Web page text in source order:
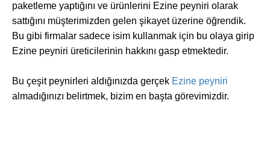
paketleme yaptığını ve ürünlerini Ezine peyniri olarak
sattığını müşterimizden gelen şikayet üzerine öğrendik.
Bu gibi firmalar sadece isim kullanmak için bu olaya girip
Ezine peyniri üreticilerinin hakkını gasp etmektedir.
Bu çeşit peynirleri aldığınızda gerçek Ezine peyniri
almadığınızı belirtmek, bizim en başta görevimizdir.